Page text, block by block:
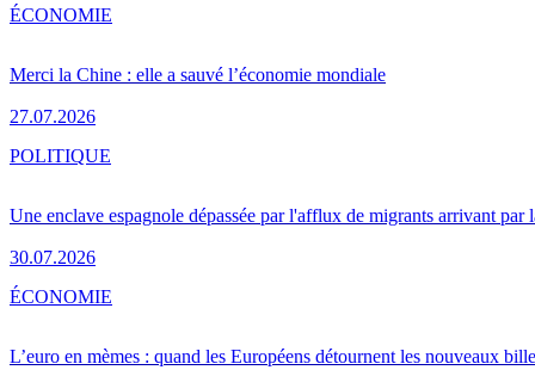
Merci la Chine : elle a sauvé l’économie mondiale
27.07.2026
ÉCONOMIE
Une enclave espagnole dépassée par l'afflux de migrants arrivant par
30.07.2026
POLITIQUE
L’euro en mèmes : quand les Européens détournent les nouveaux
ÉCONOMIE